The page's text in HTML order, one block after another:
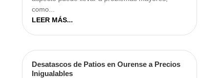
como...
LEER MÁS...
Desatascos de Patios en Ourense a Precios
Inigualables